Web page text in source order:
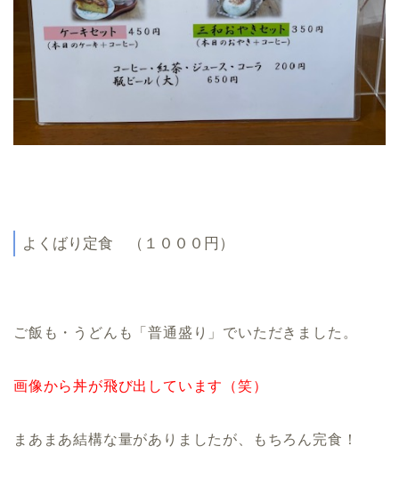
よくばり定食 （１０００円）
ご飯も・うどんも「普通盛り」でいただきました。
画像から丼が飛び出しています（笑）
まあまあ結構な量がありましたが、もちろん完食！